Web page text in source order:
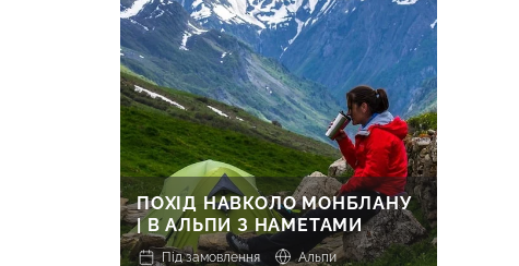
ПОХІД НАВКОЛО МОНБЛАНУ
| В АЛЬПИ З НАМЕТАМИ
Під замовлення
Альпи